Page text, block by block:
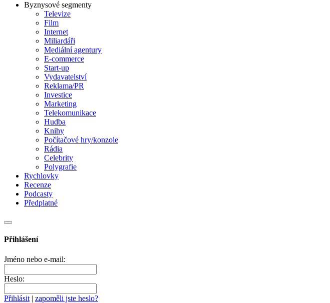
Byznysové segmenty
Televize
Film
Internet
Miliardáři
Mediální agentury
E-commerce
Start-up
Vydavatelství
Reklama/PR
Investice
Marketing
Telekomunikace
Hudba
Knihy
Počítačové hry/konzole
Rádia
Celebrity
Polygrafie
Rychlovky
Recenze
Podcasty
Předplatné
Přihlášení
Jméno nebo e-mail:
Heslo:
Přihlásit | zapoměli jste heslo?